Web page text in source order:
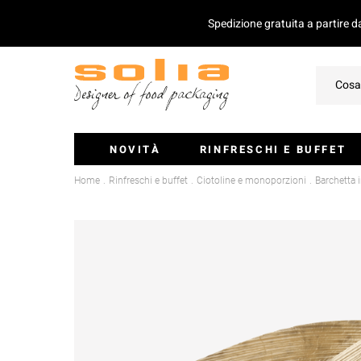
Spedizione gratuita a partire
NOVITÀ RINFRESCHI E BUFFET
Ciotoline E Monoporzioni
Stecchini E Mini-Posate
Home Rinfreschi e buffet Ciotoline e monoporzioni Barchetta